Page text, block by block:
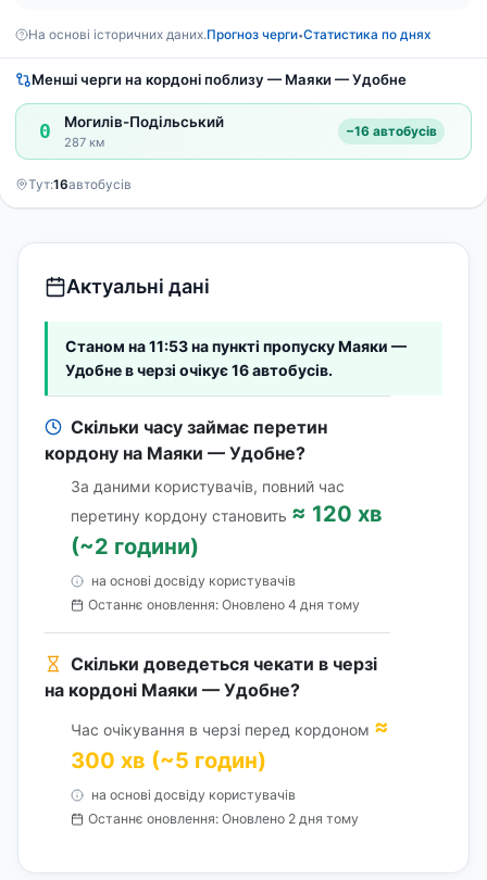
На основі історичних даних.Прогноз черги•Статистика по днях
Менші черги на кордоні поблизу — Маяки — Удобне
0 Могилів-Подільський
287 км
−16 автобусів
Тут:16автобусів
Актуальні дані
Станом на 11:53 на пункті пропуску Маяки —
Удобне в черзі очікує 16 автобусів.
Скільки часу займає перетин
кордону на Маяки — Удобне?
За даними користувачів, повний час
перетину кордону становить ≈ 120 хв
(~2 години)
на основі досвіду користувачів
Останнє оновлення: Оновлено 4 дня тому
Скільки доведеться чекати в черзі
на кордоні Маяки — Удобне?
Час очікування в черзі перед кордоном ≈
300 хв (~5 годин)
на основі досвіду користувачів
Останнє оновлення: Оновлено 2 дня тому